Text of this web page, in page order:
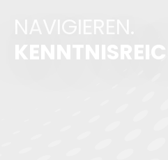
KENNTNISREICH